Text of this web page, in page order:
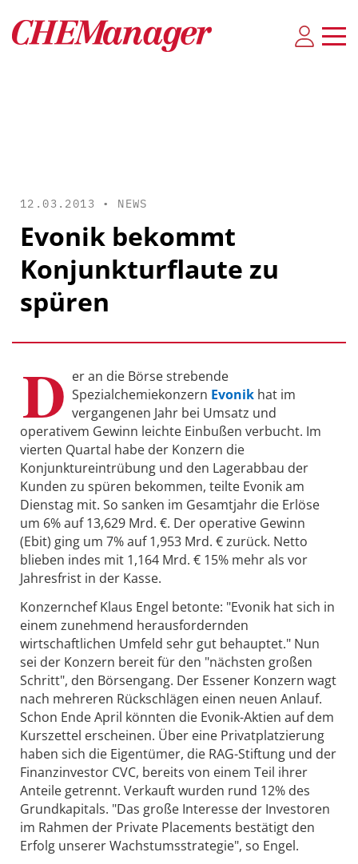
12.03.2013 • NEWS
Evonik bekommt
Konjunkturflaute zu
spüren
D er an die Börse strebende
Spezialchemiekonzern Evonik hat im
vergangenen Jahr bei Umsatz und
operativem Gewinn leichte Einbußen verbucht. Im
vierten Quartal habe der Konzern die
Konjunktureintrübung und den Lagerabbau der
Kunden zu spüren bekommen, teilte Evonik am
Dienstag mit. So sanken im Gesamtjahr die Erlöse
um 6% auf 13,629 Mrd. €. Der operative Gewinn
(Ebit) ging um 7% auf 1,953 Mrd. € zurück. Netto
blieben indes mit 1,164 Mrd. € 15% mehr als vor
Jahresfrist in der Kasse.
Konzernchef Klaus Engel betonte: "Evonik hat sich in
einem zunehmend herausfordernden
wirtschaftlichen Umfeld sehr gut behauptet." Nun
sei der Konzern bereit für den "nächsten großen
Schritt", den Börsengang. Der Essener Konzern wagt
nach mehreren Rückschlägen einen neuen Anlauf.
Schon Ende April könnten die Evonik-Aktien auf dem
Kurszettel erscheinen. Über eine Privatplatzierung
haben sich die Eigentümer, die RAG-Stiftung und der
Finanzinvestor CVC, bereits von einem Teil ihrer
Anteile getrennt. Verkauft wurden rund 12% des
Grundkapitals. "Das große Interesse der Investoren
im Rahmen der Private Placements bestätigt den
Erfolg unserer Wachstumsstrategie", so Engel.